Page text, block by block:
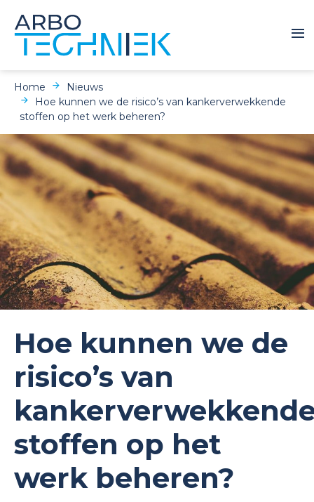
Home
Nieuws
Hoe kunnen we de risico’s van kankerverwekkende
stoffen op het werk beheren?
Hoe kunnen we de
risico’s van
stoffen op het
werk beheren?